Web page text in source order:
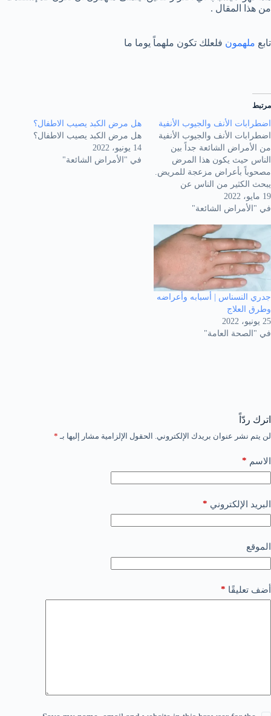
من هذا المقال .
تابع ملهمون فلعلك تكون ملهماً يوما ما
مرتبط
اضطرابات الأنف والجيوب الأنفية
اضطرابات الأنف والجيوب الأنفية
من الأمراض الشائعة جداً بين
الناس حيث يكون هذا المرض
مصحوباً بأعراض مزعجة للمريض.
يبحث الكثير من الناس عن
المسببات وطرق الوقاية التي
تساعدهم في تجنب الإصابة ولذلك
موقع ملهمون مقال شامل عن
اضطرابات الأنف والتهاب الجيوب.
ما هي اضطرابات…
19 مايو، 2022
في "الأمراض الشائعة"
هل مرض الكبد يصيب الاطفال؟
هل مرض الكبد يصيب الاطفال؟
14 يونيو، 2022
في "الأمراض الشائعة"
جدري النسناس | أسبابه وأعراضه
وطرق العلاج
25 يونيو، 2022
في "الصحة العامة"
اترك ردّاً
لن يتم نشر عنوان بريدك الإلكتروني. الحقول الإلزامية مشار إليها بـ *
الاسم *
البريد الإلكتروني *
الموقع
أضف تعليقًا *